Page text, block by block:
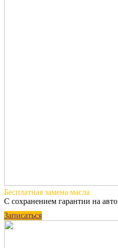
Бесплатная замена масла
С сохранением гарантии на авто
Записаться